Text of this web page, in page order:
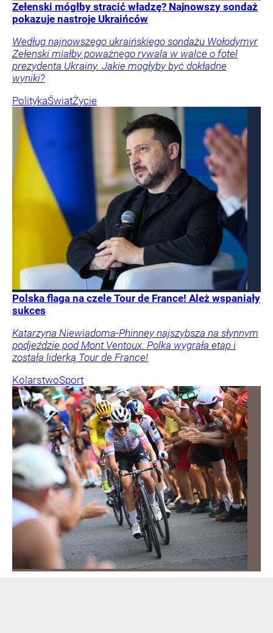
Zełenski mógłby stracić władzę? Najnowszy sondaż
pokazuje nastroje Ukraińców
Według najnowszego ukraińskiego sondażu Wołodymyr
Zełenski miałby poważnego rywala w walce o fotel
prezydenta Ukrainy. Jakie mogłyby być dokładne
wyniki?
PolitykaŚwiatŻycie
Polska flaga na czele Tour de France! Ależ wspaniały
sukces
Katarzyna Niewiadoma-Phinney najszybsza na słynnym
podjeździe pod Mont Ventoux. Polka wygrała etap i
została liderką Tour de France!
KolarstwoSport